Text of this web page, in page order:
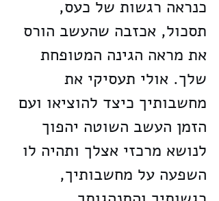
כנראה רגשות של כעס,
תסכול, אכזבה שהעשב הורס
את מראה הגינה המטופחת
שלך. אולי תעסיקי את
מחשבותיך כיצד להוציאו ועם
הזמן העשב השוטה יהפוך
לנושא מרכזי אצלך ותהיה לו
השפעה על מחשבותיך,